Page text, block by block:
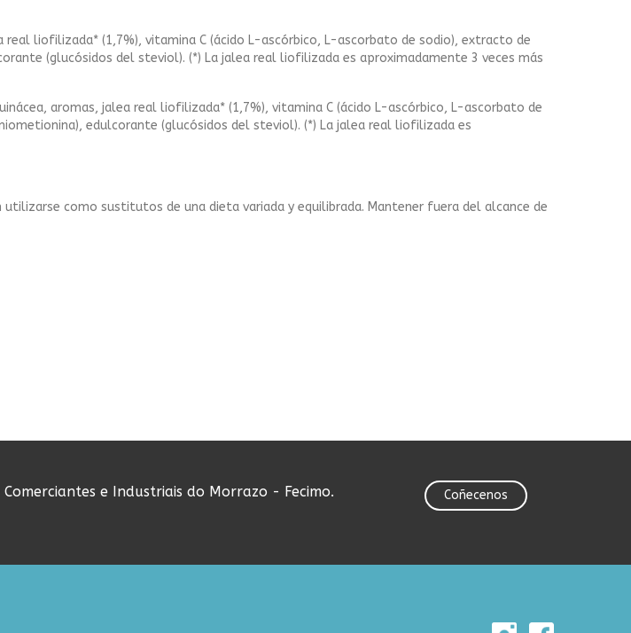
liofilizada* (1,7%), vitamina C (ácido L-ascórbico, L-ascorbato de sodio), extracto de
(glucósidos del steviol). (*) La jalea real liofilizada es aproximadamente 3 veces más
aromas, jalea real liofilizada* (1,7%), vitamina C (ácido L-ascórbico, L-ascorbato de
edulcorante (glucósidos del steviol). (*) La jalea real liofilizada es
como sustitutos de una dieta variada y equilibrada. Mantener fuera del alcance de
e Industriais do Morrazo - Fecimo. Coñecenos